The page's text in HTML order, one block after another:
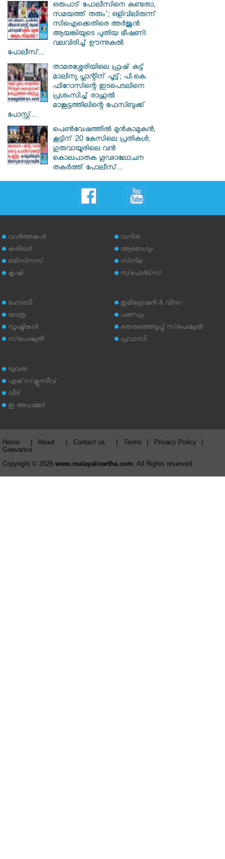
ഒരുപാട് പോലീസിനെ കണ്ടതാ,
സമയത്ത് തരും'; ഒളിവിലിരുന്ന്
സിഐക്കെതിരെ അർജുൻ
ആയങ്കിയുടെ പുതിയ ഭീഷണി:
വലവിരിച്ച് ഊന്നുകൽ
പോലീസ്...
താമരശ്ശേരിയിലെ ഫ്രഷ് കട്ട്
മാലിന്യ പ്ലാന്റിന് പൂട്ട്; പി.കെ.
ഫിറോസിന്റെ ഇടപെടലിനെ
പ്രശംസിച്ച് രാഹുൽ
മാങ്കൂട്ടത്തിലിന്റെ ഫേസ്ബുക്ക്
പോസ്റ്റ്...
പെൺവേഷത്തിൽ മുൻകാമുകൻ,
കൂട്ടിന് 20 കേസിലെ പ്രതികൾ;
ഗുരുവായൂരിലെ വൻ
കൊലപാതക ഗൂഢാലോചന
തകർത്ത് പോലീസ്...
വാര്‍ത്തകള്‍
കരിയര്‍
ബിസിനസ്
കൃഷി
വനിത
ആരോഗ്യം
സിനിമ
സ്‌പോര്‍ട്‌സ്
ഹോബി
യാത്ര
സൃഷ്ടികള്‍
സ്‌പെഷ്യല്‍
ഇമിഗ്രേഷന്‍ & വിസ
പരസ്യം
തെരഞ്ഞെടുപ്പ് സ്‌പെഷ്യല്‍
പ്രവാസി
യുവത
എക്‌സ്‌ക്ലൂസീവ്
വീട്
ഇ അഹമ്മദ്‌
Home About Contact us Terms Privacy Policy
Grievance
Copyright © 2026 www.malayalivartha.com . All Rights reserved.